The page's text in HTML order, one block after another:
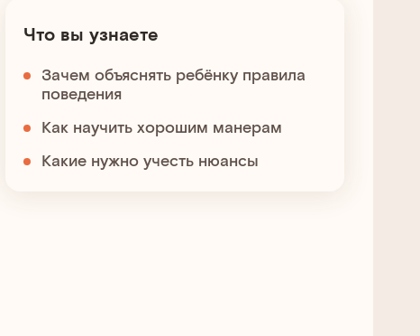
Что вы узнаете
Зачем объяснять ребёнку правила
поведения
Как научить хорошим манерам
Какие нужно учесть нюансы